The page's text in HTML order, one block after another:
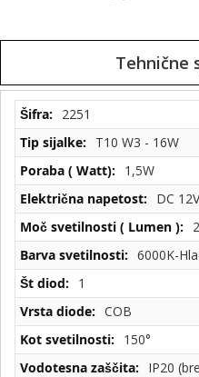
Tehnične
Tehnične
specifikacije
2251
T10 W3 - 16W
1,5W
DC 12V
6000K-
1
COB
150°
IP20